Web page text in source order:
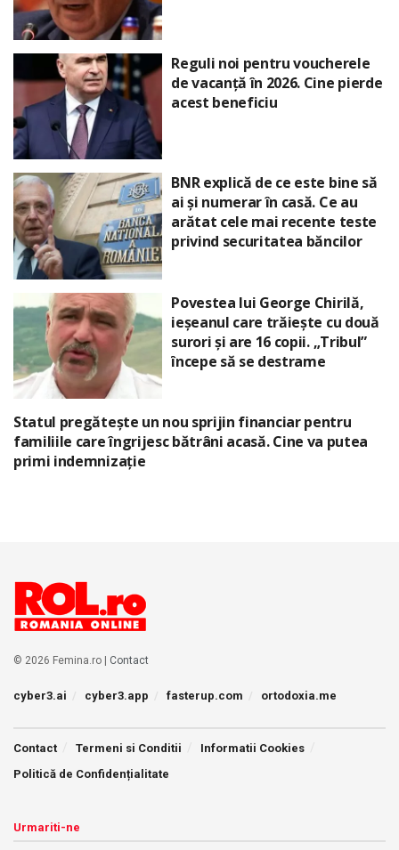
Reguli noi pentru voucherele
de vacanță în 2026. Cine pierde
acest beneficiu
BNR explică de ce este bine să
ai și numerar în casă. Ce au
arătat cele mai recente teste
privind securitatea băncilor
Povestea lui George Chirilă,
ieșeanul care trăiește cu două
surori și are 16 copii. „Tribul”
începe să se destrame
Statul pregătește un nou sprijin financiar pentru
familiile care îngrijesc bătrâni acasă. Cine va putea
primi indemnizație
© 2026 Femina.ro | Contact
cyber3.ai cyber3.app fasterup.com ortodoxia.me
Contact Termeni si Conditii
Informatii Cookies
Politică de Confidențialitate
Urmariti-ne